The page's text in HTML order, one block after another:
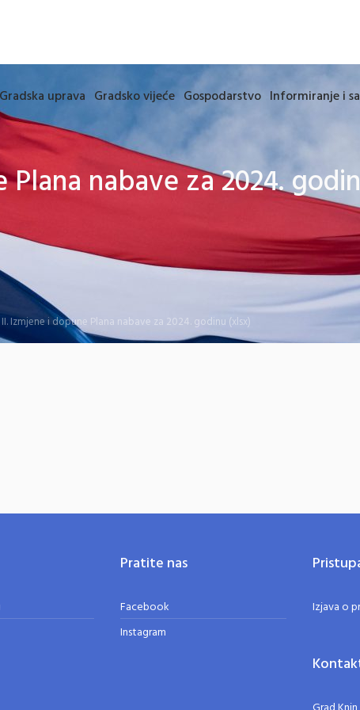
Gradska uprava Gradsko vijeće Gospodarstvo Informiranje i
nabave za 2024.
II. Izmjene i dopune Plana nabave za 2024. godinu (xlsx)
Pratite nas
Facebook
Instagram
Izjava o